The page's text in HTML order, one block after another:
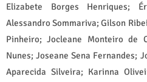
Elizabete Borges Henriques;
Alessandro Sommariva; Gilson
Pinheiro; Jocleane Monteiro de
Nunes; Joseane Sena Fernandes;
Aparecida Silveira; Karinna